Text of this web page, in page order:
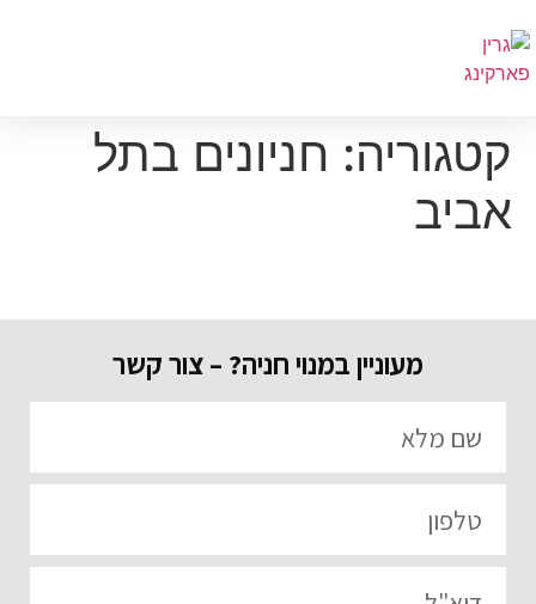
קטגוריה: חניונים בתל
אביב
מעוניין במנוי חניה? – צור קשר